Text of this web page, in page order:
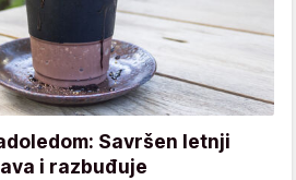
Savršen letnji
i razbuđuje